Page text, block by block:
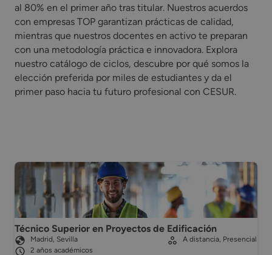
al 80% en el primer año tras titular. Nuestros acuerdos
con empresas TOP garantizan prácticas de calidad,
mientras que nuestros docentes en activo te preparan
con una metodología práctica e innovadora. Explora
nuestro catálogo de ciclos, descubre por qué somos la
elección preferida por miles de estudiantes y da el
primer paso hacia tu futuro profesional con CESUR.
Técnico Superior en Proyectos de Edificación
Madrid, Sevilla
2 años académicos
A distancia, Presencial